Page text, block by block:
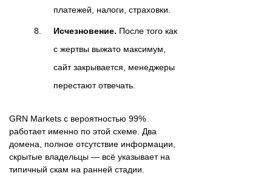
платежей, налоги, страховки.
Исчезновение. После того как
с жертвы выжато максимум,
сайт закрывается, менеджеры
перестают отвечать.
GRN Markets с вероятностью 99%
работает именно по этой схеме. Два
домена, полное отсутствие информации,
скрытые владельцы — всё указывает на
типичный скам на ранней стадии.